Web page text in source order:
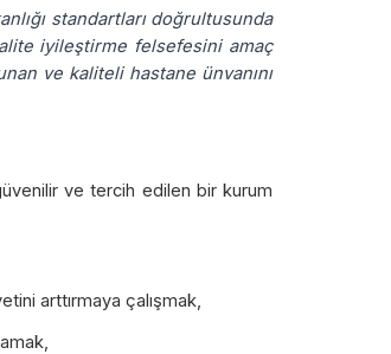
standartları doğrultusunda
iyileştirme felsefesini amaç
ve kaliteli hastane ünvanını
ve tercih edilen bir kurum
arttırmaya çalışmak,